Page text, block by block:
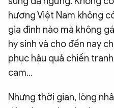
hương Việt Nam không
gia đình nào mà không
hy sinh và cho đến nay
phục hậu quả chiến
cam…
Nhưng thời gian, lòng